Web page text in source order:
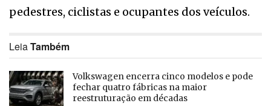
pedestres, ciclistas e ocupantes dos veículos.
LeiaTambém
Volkswagen encerra cinco modelos e pode
fechar quatro fábricas na maior
reestruturação em décadas